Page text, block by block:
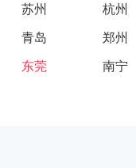
苏州 杭州
青岛 郑州
东莞 南宁